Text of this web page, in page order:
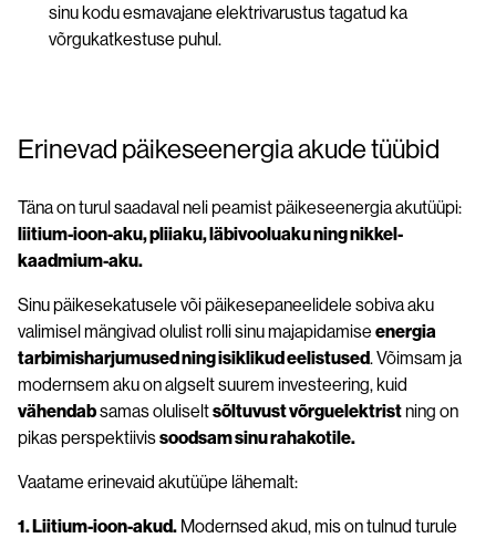
sinu kodu esmavajane elektrivarustus tagatud ka
võrgukatkestuse puhul.
Erinevad päikeseenergia akude tüübid
Täna on turul saadaval neli peamist päikeseenergia akutüüpi:
liitium-ioon-aku, pliiaku, läbivooluaku ning nikkel-
kaadmium-aku.
Sinu päikesekatusele või päikesepaneelidele sobiva aku
valimisel mängivad olulist rolli sinu majapidamise energia
tarbimisharjumused ning isiklikud eelistused. Võimsam ja
modernsem aku on algselt suurem investeering, kuid
vähendabsamas oluliseltsõltuvust võrguelektristning on
pikas perspektiivissoodsam sinu rahakotile.
Vaatame erinevaid akutüüpe lähemalt:
1. Liitium-ioon-akud. Modernsed akud, mis on tulnud turule